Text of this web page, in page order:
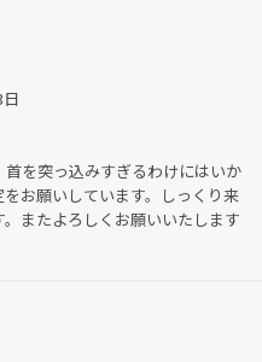
を突っ込みすぎるわけにはいか
お願いしています。しっくり来
またよろしくお願いいたします